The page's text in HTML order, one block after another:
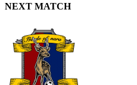
NEXT MATCH